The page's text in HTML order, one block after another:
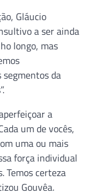
Gláucio
a ser ainda
longo, mas
da
a
um de vocês,
uma ou mais
força individual
Temos certeza
Gouvêa.